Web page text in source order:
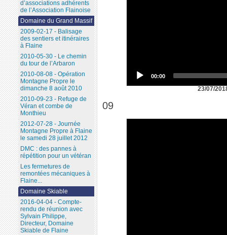
00:00
23/07/
09
d’associations adhérents
de l’Association Flainoise
Domaine du Grand Massif
2009-02-17 - Balisage
des sentiers et itinéraires
à Flaine
2010-05-30 - Le chemin
du tour de l’Arbaron
2010-08-08 - Opération
Montagne Propre le
dimanche 8 août 2010
2010-09-23 - Refuge de
Véran et combe de
Monthieu
2012-07-28 - Journée
Montagne Propre à Flaine
le samedi 28 juillet 2012
DMC : des pannes à
répétition pour un vétéran
Les fermetures de
remontées mécaniques à
Flaine...
Domaine Skiable
2016-04-04 - Compte-
rendu de réunion avec
Sylvain Philippe,
Directeur, Domaine
Skiable de Flaine